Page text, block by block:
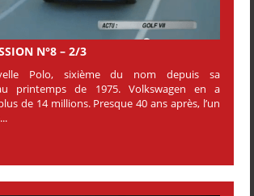
N°8 – 2/3
Polo, sixième du nom depuis sa
printemps de 1975. Volkswagen en a
de 14 millions. Presque 40 ans après, l’un